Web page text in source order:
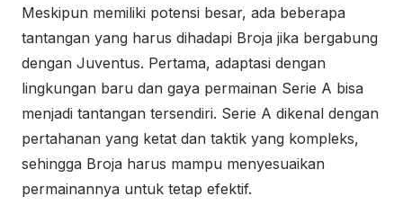
Meskipun memiliki potensi besar, ada beberapa
tantangan yang harus dihadapi Broja jika bergabung
dengan Juventus. Pertama, adaptasi dengan
lingkungan baru dan gaya permainan Serie A bisa
menjadi tantangan tersendiri. Serie A dikenal dengan
pertahanan yang ketat dan taktik yang kompleks,
sehingga Broja harus mampu menyesuaikan
permainannya untuk tetap efektif.